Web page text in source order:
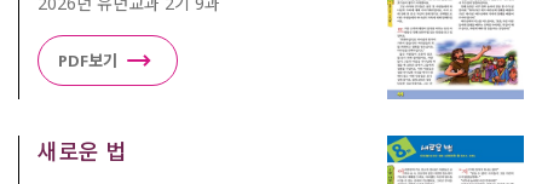
PDF보기
새로운 법